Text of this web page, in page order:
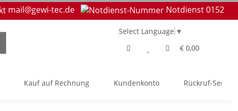
mail@gewi-tec.de
Notdienst 0152
Select Language ▼
€ 0,00
Kauf auf Rechnung Kundenkonto Rückruf-Service